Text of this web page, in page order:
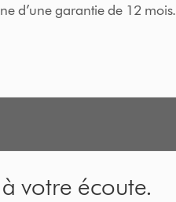
d’une garantie de 12 mois.
votre écoute.